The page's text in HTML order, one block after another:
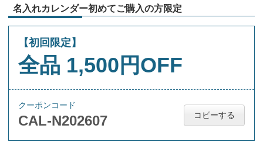
名入れカレンダー初めてご購入の方限定
【初回限定】
全品 1,500円OFF
クーポンコード
CAL-N202607 コピーする